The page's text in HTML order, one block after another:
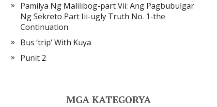
Pamilya Ng Malilibog-part Vii: Ang Pagbubulgar
Ng Sekreto Part Iii-ugly Truth No. 1-the
Continuation
Bus ‘trip’ With Kuya
Punit 2
MGA KATEGORYA